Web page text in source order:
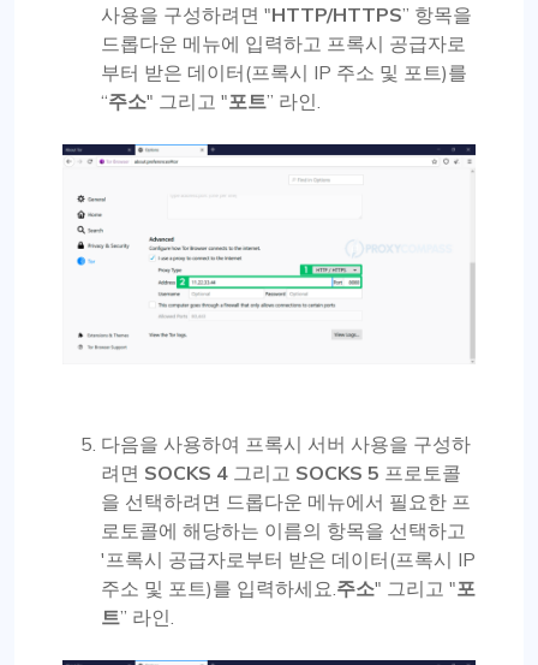
사용을 구성하려면 "HTTP/HTTPS” 항목을
드롭다운 메뉴에 입력하고 프록시 공급자로
부터 받은 데이터(프록시 IP 주소 및 포트)를
“주소" 그리고 "포트” 라인.
다음을 사용하여 프록시 서버 사용을 구성하
려면 SOCKS 4 그리고 SOCKS 5 프로토콜
을 선택하려면 드롭다운 메뉴에서 필요한 프
로토콜에 해당하는 이름의 항목을 선택하고
'프록시 공급자로부터 받은 데이터(프록시 IP
주소 및 포트)를 입력하세요. 주소" 그리고 "포
트” 라인.